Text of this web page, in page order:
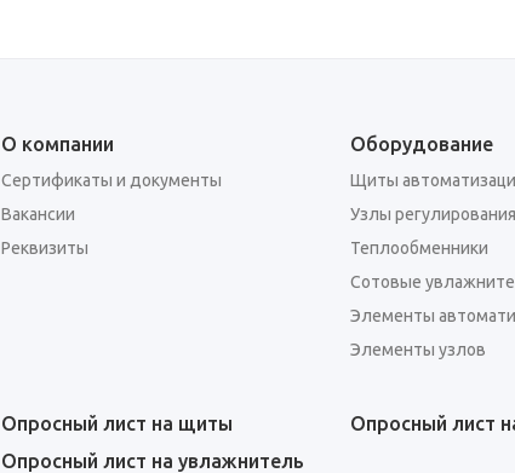
О компании
Сертификаты и документы
Вакансии
Реквизиты
Оборудование
Щиты
Узлы регулирования
Теплообменники
Сотовые
Элементы
Элементы узлов
Опросный лист на щиты Опросный лист
Опросный лист на увлажнитель